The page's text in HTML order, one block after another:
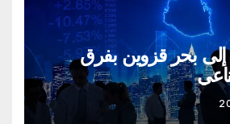
بحر قزوين بفرق